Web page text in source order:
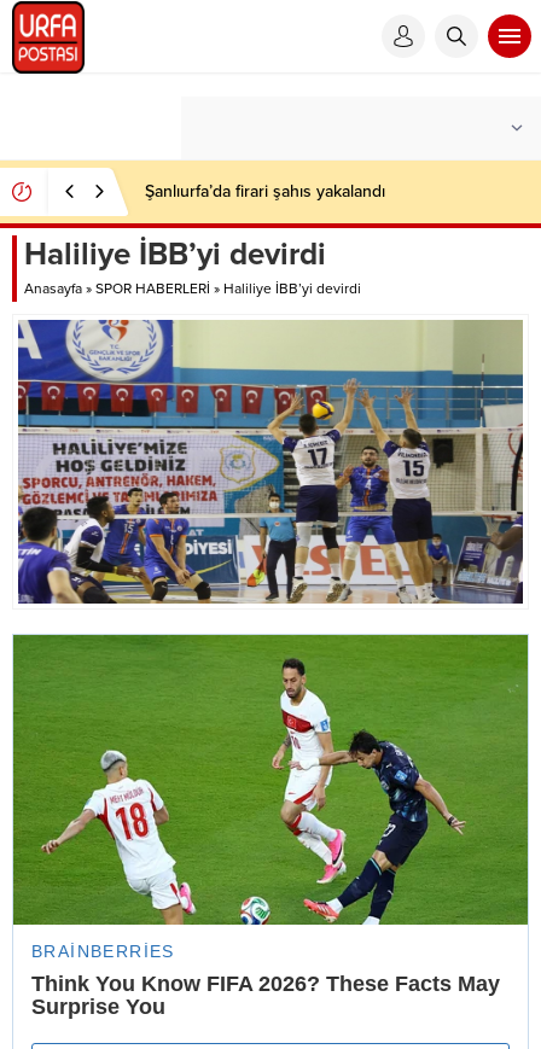
Şanlıurfa’da firari şahıs yakalandı
Haliliye İBB’yi devirdi
Anasayfa » SPOR HABERLERİ » Haliliye İBB’yi devirdi